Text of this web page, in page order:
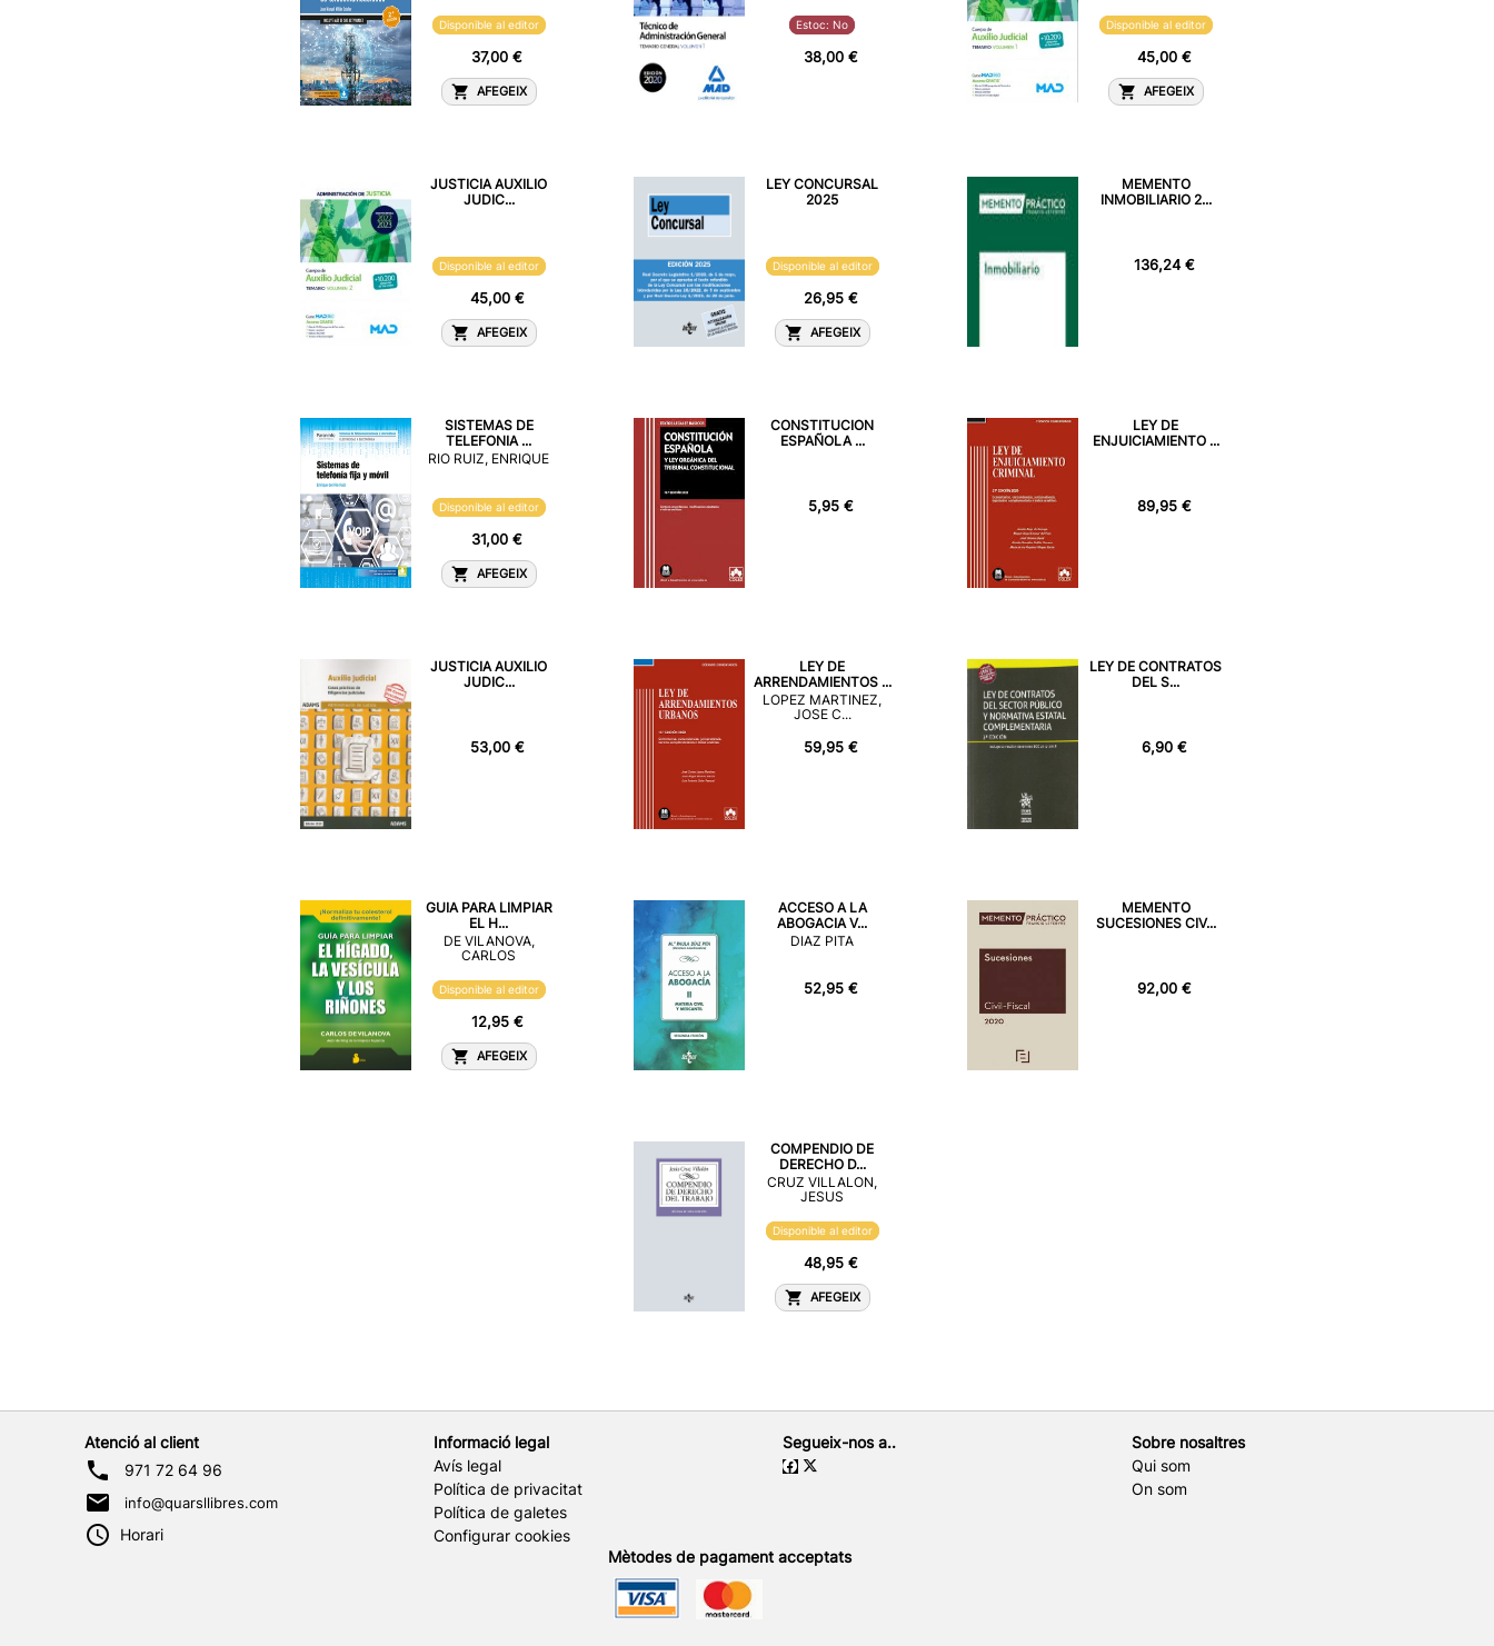
Disponible al editor
37,00 €
AFEGEIX
Estoc: No
38,00 €
Disponible al editor
45,00 €
AFEGEIX
JUSTICIA AUXILIO
JUDIC...
Disponible al editor
45,00 €
AFEGEIX
LEY CONCURSAL
2025
Disponible al editor
26,95 €
AFEGEIX
MEMENTO
INMOBILIARIO 2...
136,24 €
SISTEMAS DE
TELEFONIA ...
RIO RUIZ, ENRIQUE
Disponible al editor
31,00 €
AFEGEIX
CONSTITUCION
ESPAÑOLA ...
5,95 €
LEY DE
ENJUICIAMIENTO ...
89,95 €
JUSTICIA AUXILIO
JUDIC...
53,00 €
LEY DE
ARRENDAMIENTOS ...
LOPEZ MARTINEZ,
JOSE C...
59,95 €
LEY DE CONTRATOS
DEL S...
6,90 €
GUIA PARA LIMPIAR
EL H...
DE VILANOVA,
CARLOS
Disponible al editor
12,95 €
AFEGEIX
ACCESO A LA
ABOGACIA V...
DIAZ PITA
52,95 €
MEMENTO
SUCESIONES CIV...
92,00 €
COMPENDIO DE
DERECHO D...
CRUZ VILLALON,
JESUS
Disponible al editor
48,95 €
AFEGEIX
Atenció al client
971 72 64 96
info@quarsllibres.com
Horari
Informació legal
Avís legal
Política de privacitat
Política de galetes
Configurar cookies
Segueix-nos a..
Sobre nosaltres
Qui som
On som
Mètodes de pagament acceptats